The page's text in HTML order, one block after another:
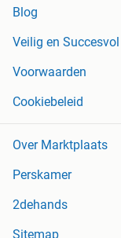
Blog
Veilig en Succesvol
Voorwaarden
Cookiebeleid
Over Marktplaats
Perskamer
2dehands
Sitemap